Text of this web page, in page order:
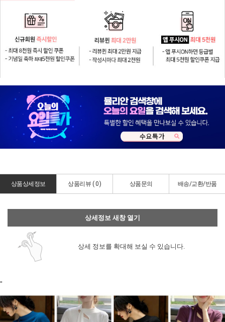
상품상세정보 상품리뷰 ( 0) 상품문의 배송/교환/반품
상세정보 새창 열기
상세 정보를 확대해 보실 수 있습니다.
"